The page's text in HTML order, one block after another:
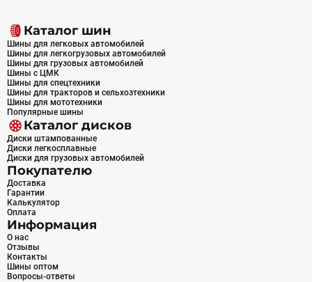
Каталог шин
Шины для легковых автомобилей
Шины для легкогрузовых автомобилей
Шины для грузовых автомобилей
Шины с ЦМК
Шины для спецтехники
Шины для тракторов и сельхозтехники
Шины для мототехники
Популярные шины
Каталог дисков
Диски штампованные
Диски легкосплавные
Диски для грузовых автомобилей
Покупателю
Доставка
Гарантии
Калькулятор
Оплата
Информация
О нас
Отзывы
Контакты
Шины оптом
Вопросы-ответы